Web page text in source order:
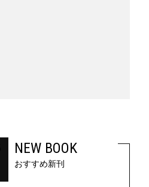
NEW BOOK
おすすめ新刊